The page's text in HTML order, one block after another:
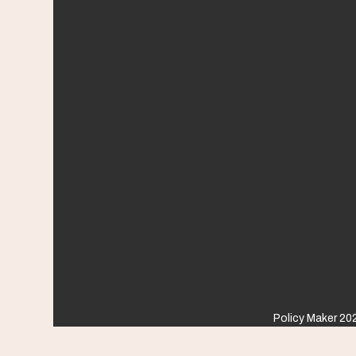
Policy Maker